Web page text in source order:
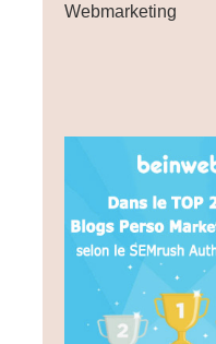
Webmarketing